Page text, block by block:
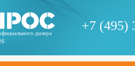
дилера
+7 (495)